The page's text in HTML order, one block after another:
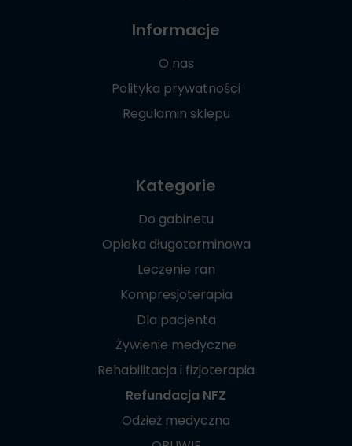
Informacje
O nas
Polityka prywatności
Regulamin sklepu
Kategorie
Do gabinetu
Opieka długoterminowa
Leczenie ran
Kompresjoterapia
Dla pacjenta
Żywienie medyczne
Rehabilitacja i fizjoterapia
Refundacja NFZ
Odzież medyczna